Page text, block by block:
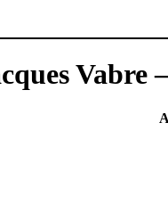
Vabre